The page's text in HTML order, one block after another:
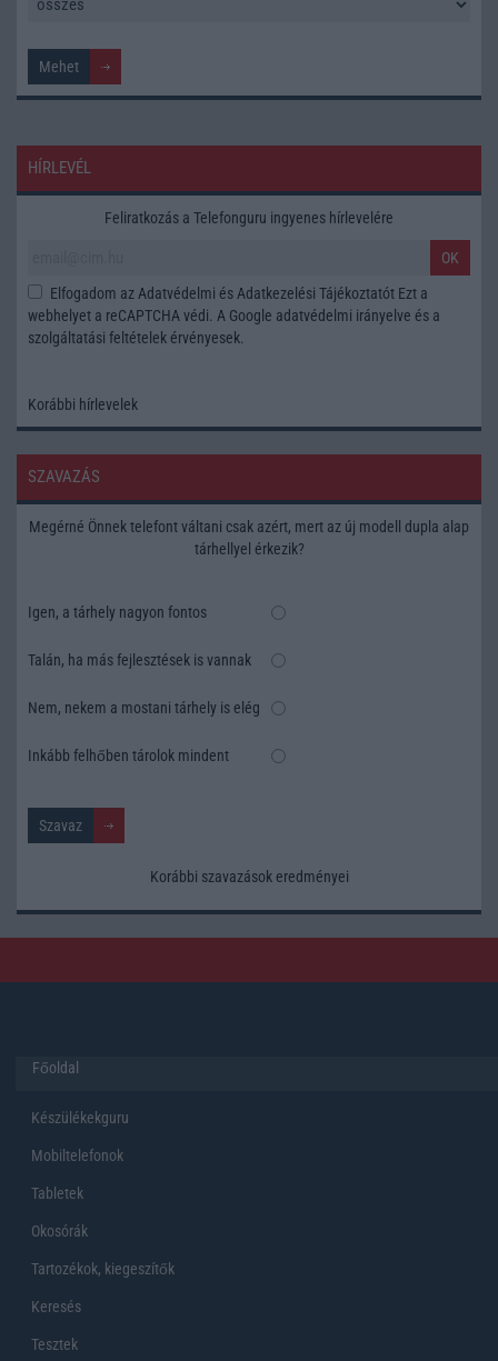
HÍRLEVÉL
Feliratkozás a Telefonguru ingyenes hírlevelére
OK
Elfogadom az Adatvédelmi és Adatkezelési Tájékoztatót Ezt a
webhelyet a reCAPTCHA védi. A Google adatvédelmi irányelve és a
szolgáltatási feltételek érvényesek.
Korábbi hírlevelek
SZAVAZÁS
Megérné Önnek telefont váltani csak azért, mert az új modell dupla alap
tárhellyel érkezik?
Igen, a tárhely nagyon fontos
Talán, ha más fejlesztések is vannak
Nem, nekem a mostani tárhely is elég
Inkább felhőben tárolok mindent
Korábbi szavazások eredményei
Főoldal
Készülékekguru
Mobiltelefonok
Tabletek
Okosórák
Tartozékok, kiegeszítők
Keresés
Tesztek